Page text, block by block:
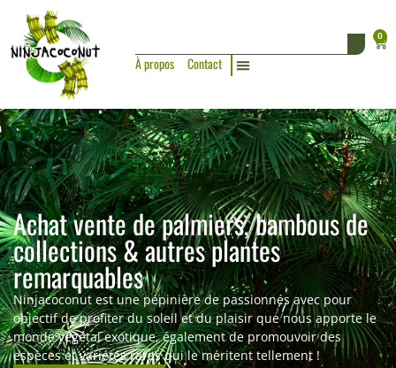
0
À propos Contact
Achat vente de palmiers, bambous de
collections & autres plantes
remarquables
Ninjacoconut est une pépinière de passionnés avec pour
objectif de profiter du soleil et du plaisir que nous apporte le
monde végétal exotique, également de promouvoir des
espèces et variétés rares qui le méritent tellement !